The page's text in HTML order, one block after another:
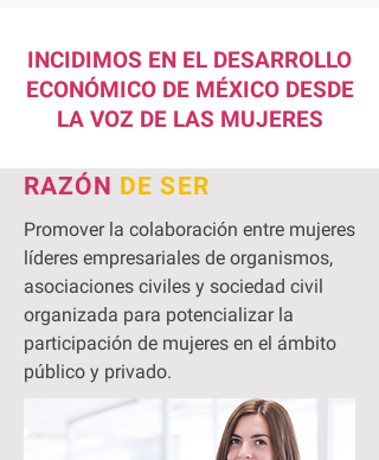
INCIDIMOS EN EL DESARROLLO
ECONÓMICO DE MÉXICO DESDE
LA VOZ DE LAS MUJERES
RAZÓN DE SER
Promover la colaboración entre mujeres
líderes empresariales de organismos,
asociaciones civiles y sociedad civil
organizada para potencializar la
participación de mujeres en el ámbito
público y privado.